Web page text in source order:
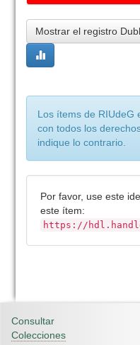
Mostrar el registro
Los ítems de RIUdeG
con todos los
indique lo contrario.
Por favor, use este
este ítem:
https://
Consultar
Colecciones